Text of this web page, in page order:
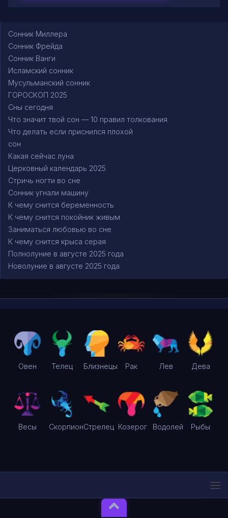
Сонник Миллера
Сонник Фрейда
Сонник Ванги
Исламский сонник
Мусульманский сонник
ГОРОСКОП 2025
Сны сегодня
Что значит твой сон — 10 правил толкования
Что делать если приснился плохой
сон
Какая сейчас луна
Церковный календарь 2025
Стричь ногти во сне
Сонник угнали машину
К чему снится беременность
К чему снится покойник живым
Заниматься любовью во сне
К чему снится крыса серая
Полнолуние в августе 2025 года
Новолуние в августе 2025 года
Овен Телец Близнецы Рак Лев Дева
Весы СкорпионСтрелец Козерог Водолей Рыбы